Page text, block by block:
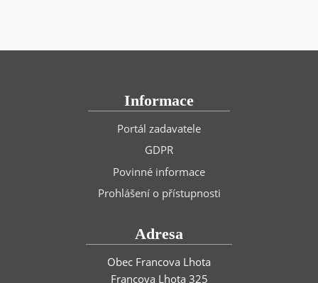
Informace
Portál zadavatele
GDPR
Povinné informace
Prohlášení o přístupnosti
Adresa
Obec Francova Lhota
Francova Lhota 325